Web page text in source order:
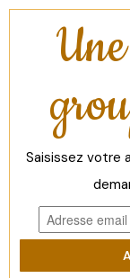
Saisissez votre